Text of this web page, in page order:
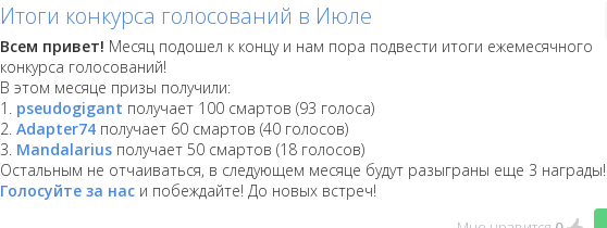
Итоги конкурса голосований в Июле
Всем привет! Месяц подошел к концу и нам пора подвести итоги ежемесячного
конкурса голосований!
В этом месяце призы получили:
1. pseudogigant получает 100 смартов (93 голоса)
2.Adapter74 получает 60 смартов (40 голосов)
3. Mandalarius получает 50 смартов (18 голосов)
Остальным не отчаиваться, в следующем месяце будут разыграны еще 3 награды!
Голосуйте за нас и побеждайте! До новых встреч!